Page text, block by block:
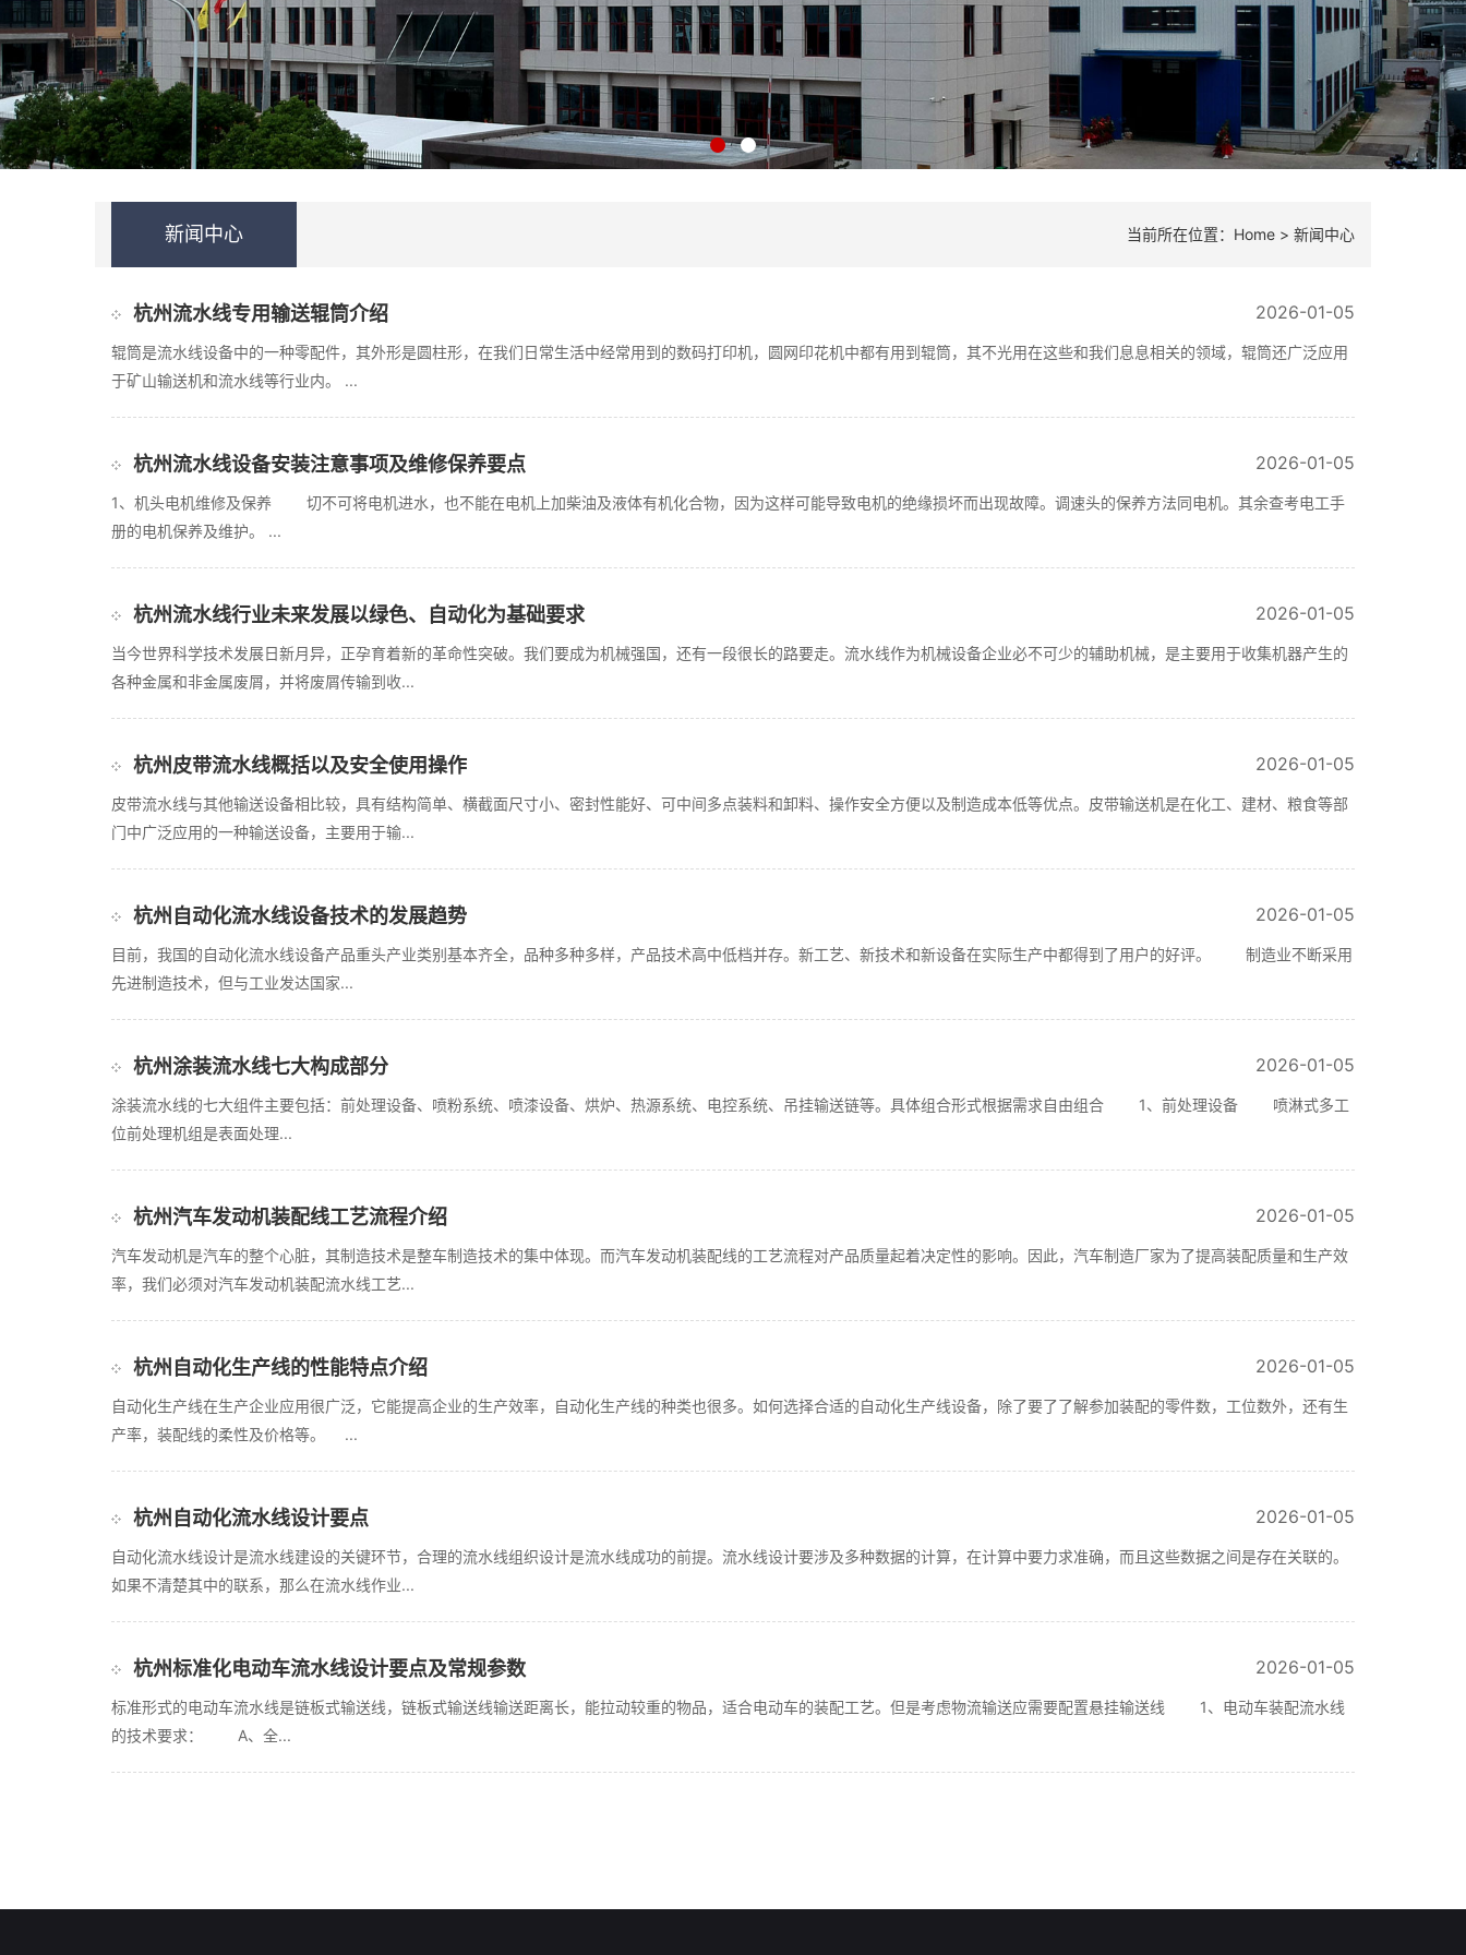
新闻中心 当前所在位置： Home > 新闻中心
杭州流水线专用输送辊筒介绍 2026-01-05
辊筒是流水线设备中的一种零配件，其外形是圆柱形，在我们日常生活中经常用到的数码打印机，圆网印花机中都有用到辊筒，其不光用在这些和我们息息相关的领域，辊筒还广泛应用
于矿山输送机和流水线等行业内。 ...
杭州流水线设备安装注意事项及维修保养要点 2026-01-05
1、机头电机维修及保养 切不可将电机进水，也不能在电机上加柴油及液体有机化合物，因为这样可能导致电机的绝缘损坏而出现故障。调速头的保养方法同电机。其余查考电工手
册的电机保养及维护。 ...
杭州流水线行业未来发展以绿色、自动化为基础要求 2026-01-05
当今世界科学技术发展日新月异，正孕育着新的革命性突破。我们要成为机械强国，还有一段很长的路要走。流水线作为机械设备企业必不可少的辅助机械，是主要用于收集机器产生的
各种金属和非金属废屑，并将废屑传输到收...
杭州皮带流水线概括以及安全使用操作 2026-01-05
皮带流水线与其他输送设备相比较，具有结构简单、横截面尺寸小、密封性能好、可中间多点装料和卸料、操作安全方便以及制造成本低等优点。皮带输送机是在化工、建材、粮食等部
门中广泛应用的一种输送设备，主要用于输...
杭州自动化流水线设备技术的发展趋势 2026-01-05
目前，我国的自动化流水线设备产品重头产业类别基本齐全，品种多种多样，产品技术高中低档并存。新工艺、新技术和新设备在实际生产中都得到了用户的好评。 制造业不断采用
先进制造技术，但与工业发达国家...
杭州涂装流水线七大构成部分 2026-01-05
涂装流水线的七大组件主要包括：前处理设备、喷粉系统、喷漆设备、烘炉、热源系统、电控系统、吊挂输送链等。具体组合形式根据需求自由组合 1、前处理设备 喷淋式多工
位前处理机组是表面处理...
杭州汽车发动机装配线工艺流程介绍 2026-01-05
汽车发动机是汽车的整个心脏，其制造技术是整车制造技术的集中体现。而汽车发动机装配线的工艺流程对产品质量起着决定性的影响。因此，汽车制造厂家为了提高装配质量和生产效
率，我们必须对汽车发动机装配流水线工艺...
杭州自动化生产线的性能特点介绍 2026-01-05
自动化生产线在生产企业应用很广泛，它能提高企业的生产效率，自动化生产线的种类也很多。如何选择合适的自动化生产线设备，除了要了了解参加装配的零件数，工位数外，还有生
产率，装配线的柔性及价格等。 ...
杭州自动化流水线设计要点 2026-01-05
自动化流水线设计是流水线建设的关键环节，合理的流水线组织设计是流水线成功的前提。流水线设计要涉及多种数据的计算，在计算中要力求准确，而且这些数据之间是存在关联的。
如果不清楚其中的联系，那么在流水线作业...
杭州标准化电动车流水线设计要点及常规参数 2026-01-05
标准形式的电动车流水线是链板式输送线，链板式输送线输送距离长，能拉动较重的物品，适合电动车的装配工艺。但是考虑物流输送应需要配置悬挂输送线 1、电动车装配流水线
的技术要求： A、全...